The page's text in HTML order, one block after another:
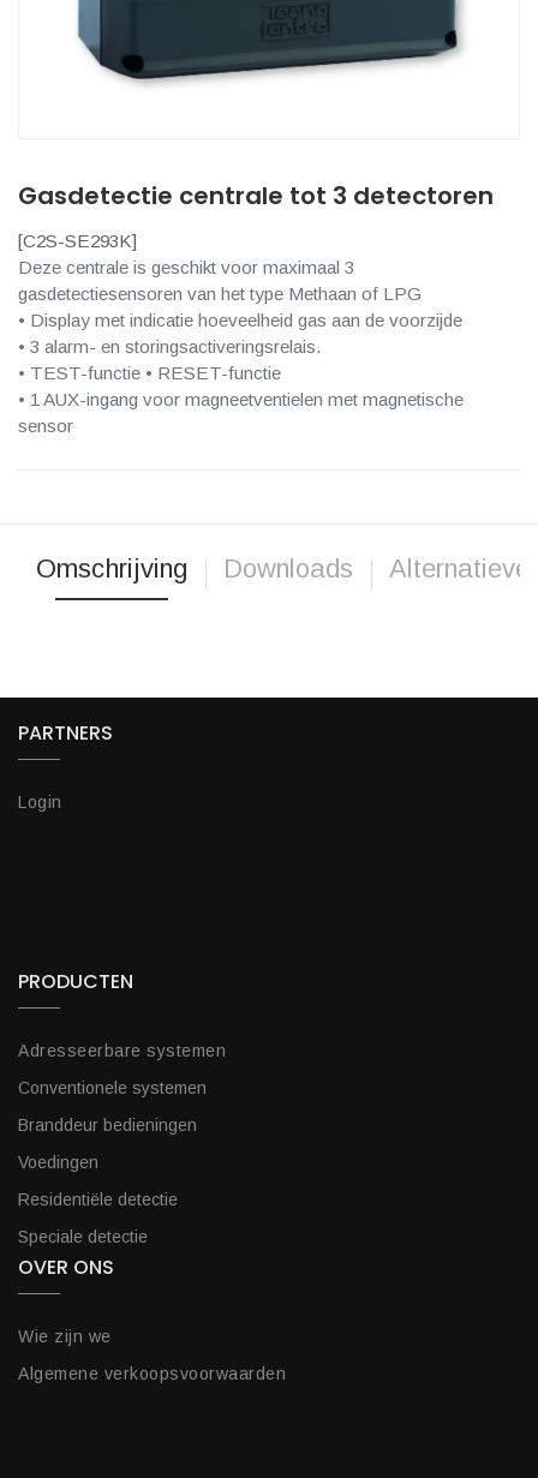
Gasdetectie centrale tot 3 detectoren
[C2S-SE293K]
Deze centrale is geschikt voor maximaal 3
gasdetectiesensoren van het type Methaan of LPG
• Display met indicatie hoeveelheid gas aan de voorzijde
• 3 alarm- en storingsactiveringsrelais.
• TEST-functie • RESET-functie
• 1 AUX-ingang voor magneetventielen met magnetische
sensor
Omschrijving Downloads Alternatieve
PARTNERS
Login
PRODUCTEN
Adresseerbare systemen
Conventionele systemen
Branddeur bedieningen
Voedingen
Residentiële detectie
Speciale detectie
OVER ONS
Wie zijn we
Algemene verkoopsvoorwaarden